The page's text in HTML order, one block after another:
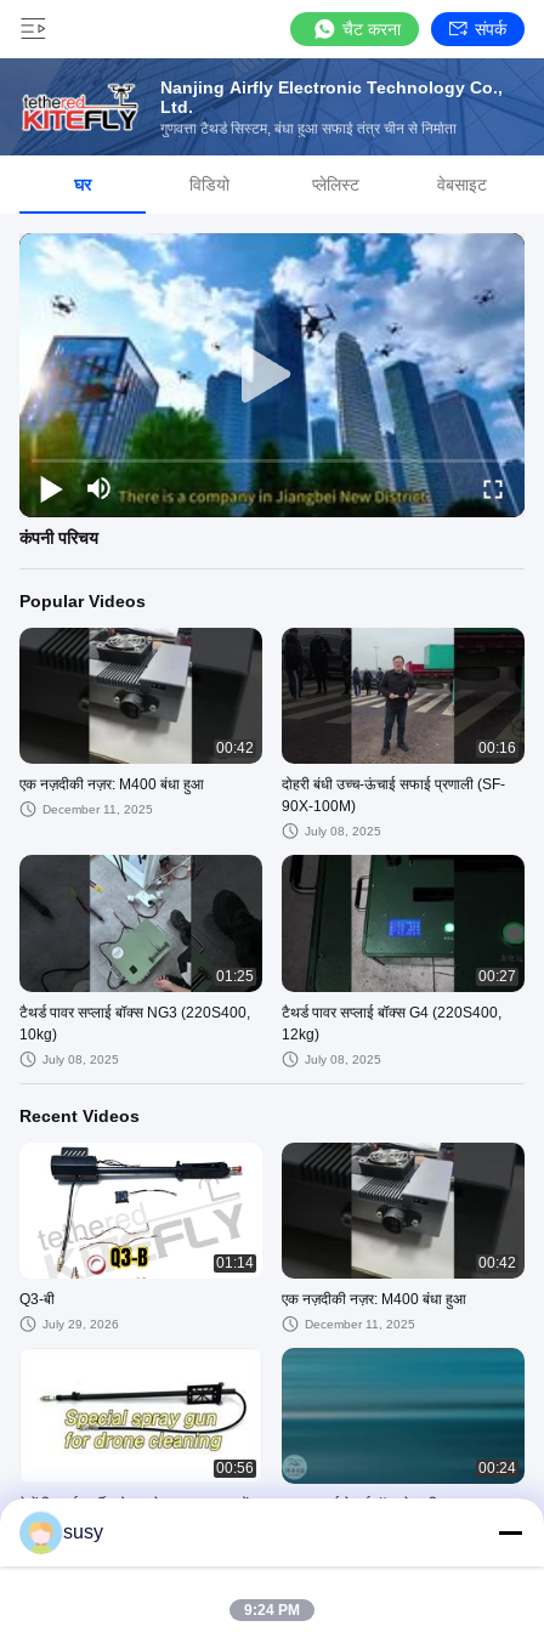
चैट करना संपर्क
Nanjing Airfly Electronic Technology Co.,
Ltd.
गुणवत्ता टैथर्ड सिस्टम, बंधा हुआ सफाई तंत्र चीन से निर्माता
घर विडियो प्लेलिस्ट वेबसाइट
कंपनी परिचय
Popular Videos
00:42
एक नज़दीकी नज़र: M400 बंधा हुआ
December 11, 2025
00:16
दोहरी बंधी उच्च-ऊंचाई सफाई प्रणाली (SF-
90X-100M)
July 08, 2025
01:25
टैथर्ड पावर सप्लाई बॉक्स NG3 (220S400,
10kg)
July 08, 2025
00:27
टैथर्ड पावर सप्लाई बॉक्स G4 (220S400,
12kg)
July 08, 2025
Recent Videos
01:14
Q3-बी
July 29, 2026
00:42
एक नज़दीकी नज़र: M400 बंधा हुआ
December 11, 2025
00:56
देखें कि थर्ड-पार्टी ड्रोन स्प्रे गन AF-Q1 क्यों
चुनें
December 09, 2025
00:24
susy
9:24 PM